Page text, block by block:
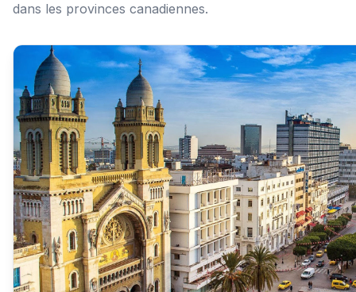
dans les provinces canadiennes.